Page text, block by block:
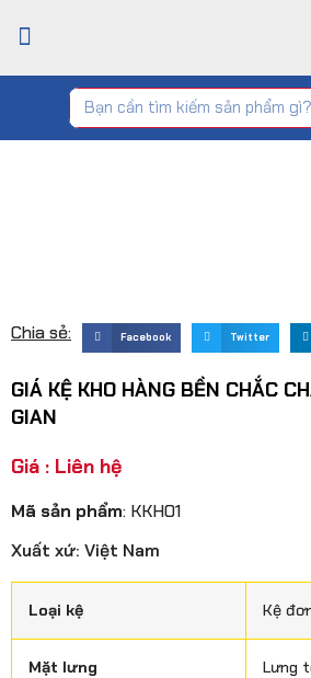
Chia sẻ: Facebook Twitter
GIÁ KỆ KHO HÀNG BỀN CHẮC
GIAN
Giá : Liên hệ
Mã sản phẩm: KKH01
Xuất xứ: Việt Nam
Loại kệ Kệ
Mặt lưng Lưng